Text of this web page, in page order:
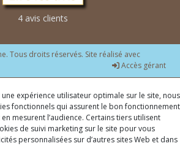
4 avis clients
Tous droits réservés. Site réalisé avec
Accès gérant
expérience utilisateur optimale sur le site, nous
fonctionnels qui assurent le bon fonctionnement
mesurent l’audience. Certains tiers utilisent
de suivi marketing sur le site pour vous
personnalisées sur d’autres sites Web et dans